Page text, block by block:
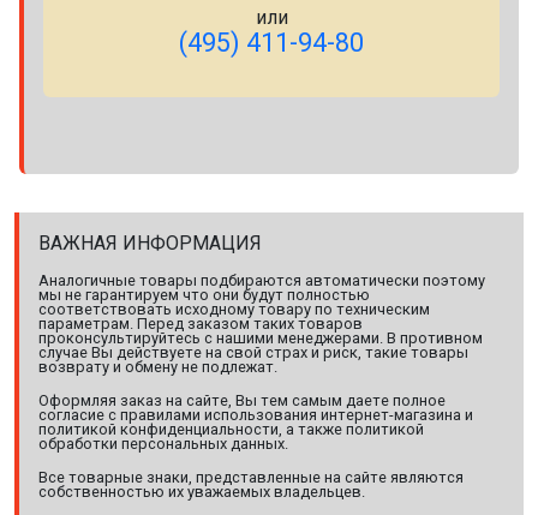
или
(495) 411-94-80
ВАЖНАЯ ИНФОРМАЦИЯ
Аналогичные товары подбираются автоматически поэтому
мы не гарантируем что они будут полностью
соответствовать исходному товару по техническим
параметрам. Перед заказом таких товаров
проконсультируйтесь с нашими менеджерами. В противном
случае Вы действуете на свой страх и риск, такие товары
возврату и обмену не подлежат.
Оформляя заказ на сайте, Вы тем самым даете полное
согласие с правилами использования интернет-магазина и
политикой конфиденциальности, а также политикой
обработки персональных данных.
Все товарные знаки, представленные на сайте являются
собственностью их уважаемых владельцев.